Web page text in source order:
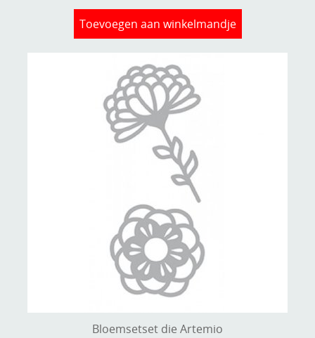
Toevoegen aan winkelmandje
Bloemsetset die Artemio